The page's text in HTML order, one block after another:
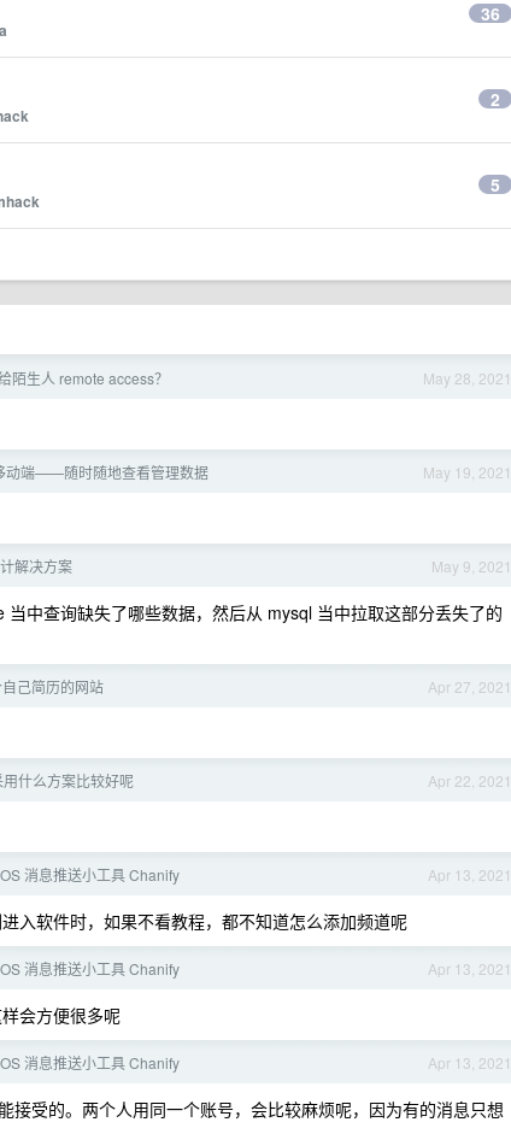
36
2
5
May 28, 2021
陌生人 remote access？
May 19, 2021
动端——随时随地查看管理数据
May 9, 2021
解决方案
中查询缺失了哪些数据，然后从 mysql 当中拉取这部分丢失了的
Apr 27, 2021
己简历的网站
Apr 22, 2021
什么方案比较好呢
Apr 13, 2021
消息推送小工具 Chanify
入软件时，如果不看教程，都不知道怎么添加频道呢
Apr 13, 2021
消息推送小工具 Chanify
会方便很多呢
Apr 13, 2021
消息推送小工具 Chanify
接受的。两个人用同一个账号，会比较麻烦呢，因为有的消息只想